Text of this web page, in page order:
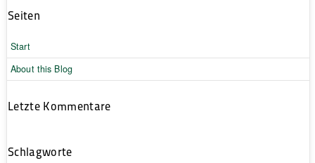
Seiten
Start
About this Blog
Letzte Kommentare
Schlagworte